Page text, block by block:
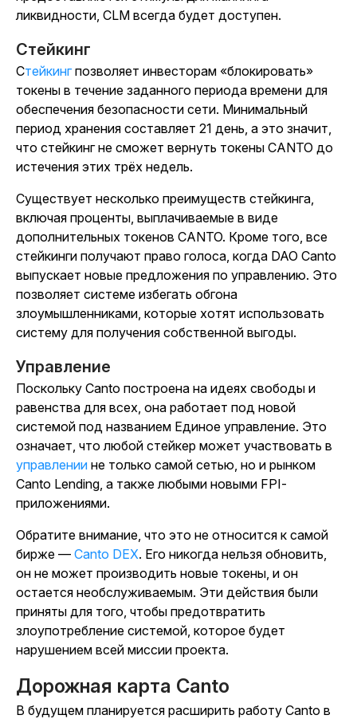
ликвидности, CLM всегда будет доступен.
Стейкинг
Стейкингпозволяет инвесторам «блокировать»
токены в течение заданного периода времени для
обеспечения безопасности сети. Минимальный
период хранения составляет 21 день, а это значит,
что стейкинг не сможет вернуть токены CANTO до
истечения этих трёх недель.
Существует несколько преимуществ стейкинга,
включая проценты, выплачиваемые в виде
дополнительных токенов CANTO. Кроме того, все
стейкинги получают право голоса, когда DAO Canto
выпускает новые предложения по управлению. Это
позволяет системе избегать обгона
злоумышленниками, которые хотят использовать
систему для получения собственной выгоды.
Управление
Поскольку Canto построена на идеях свободы и
равенства для всех, она работает под новой
системой под названием Единое управление. Это
означает, что любой стейкер может участвовать в
управлении не только самой сетью, но и рынком
Canto Lending, а также любыми новыми FPI-
приложениями.
Обратите внимание, что это не относится к самой
бирже — Canto DEX. Его никогда нельзя обновить,
он не может производить новые токены, и он
остается необслуживаемым. Эти действия были
приняты для того, чтобы предотвратить
злоупотребление системой, которое будет
нарушением всей миссии проекта.
Дорожная карта Canto
В будущем планируется расширить работу Canto в